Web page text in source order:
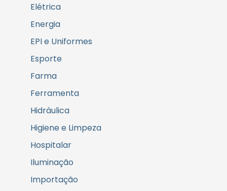
Elétrica
Energia
EPI e Uniformes
Esporte
Farma
Ferramenta
Hidráulica
Higiene e Limpeza
Hospitalar
Iluminação
Importação